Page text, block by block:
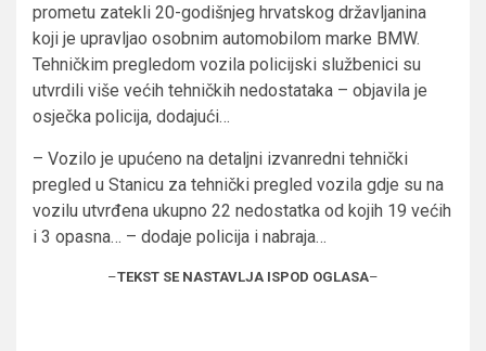
prometu zatekli 20-godišnjeg hrvatskog državljanina
koji je upravljao osobnim automobilom marke BMW.
Tehničkim pregledom vozila policijski službenici su
utvrdili više većih tehničkih nedostataka – objavila je
osječka policija, dodajući…
– Vozilo je upućeno na detaljni izvanredni tehnički
pregled u Stanicu za tehnički pregled vozila gdje su na
vozilu utvrđena ukupno 22 nedostatka od kojih 19 većih
i 3 opasna… – dodaje policija i nabraja…
–TEKST SE NASTAVLJA ISPOD OGLASA–